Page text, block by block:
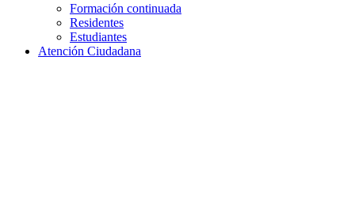
Formación continuada
Residentes
Estudiantes
Atención Ciudadana